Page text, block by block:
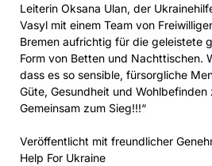
Leiterin Oksana Ulan, der
Vasyl mit einem Team von
Bremen aufrichtig für die geleistete
Form von Betten und Nachttischen.
dass es so sensible, fürsorgliche
Güte, Gesundheit und
Gemeinsam zum Sieg!!!“
Veröffentlicht mit freundlicher
Help For Ukraine